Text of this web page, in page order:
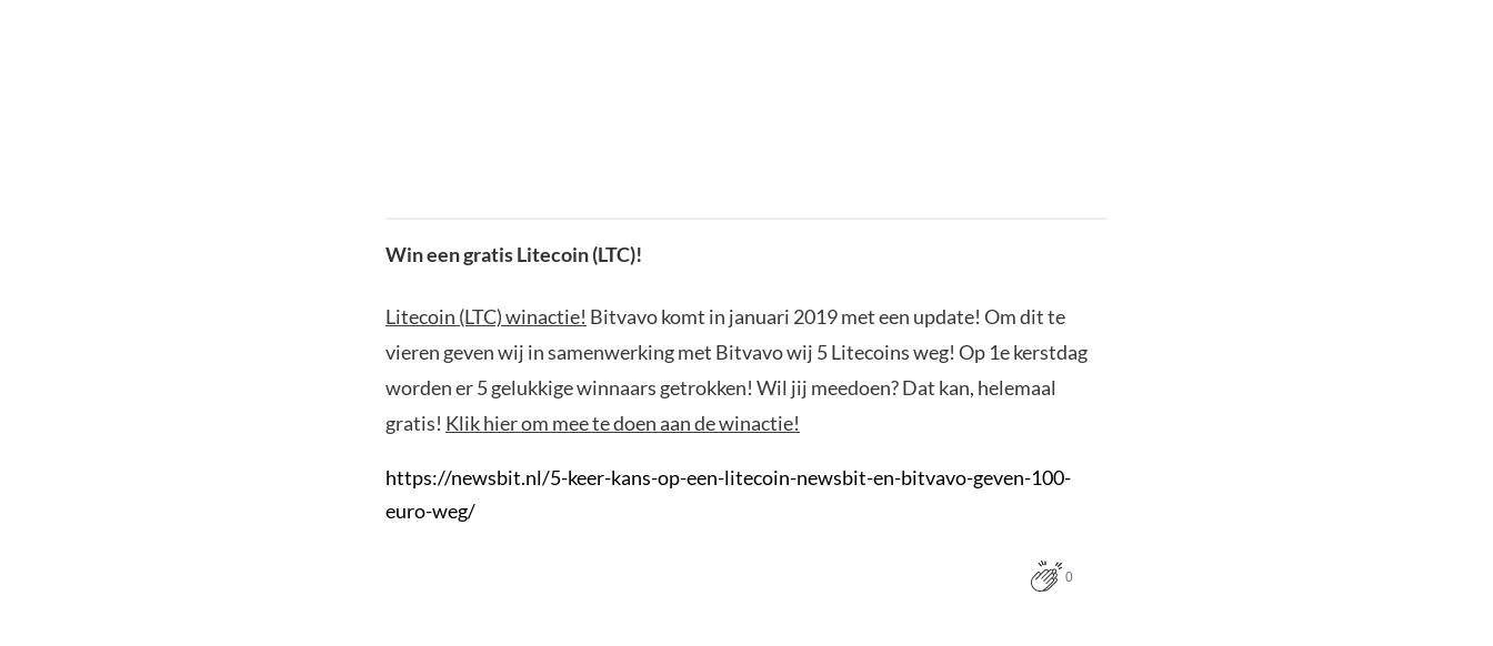
Win een gratis Litecoin (LTC)!
Litecoin (LTC) winactie! Bitvavo komt in januari 2019 met een update! Om dit te
vieren geven wij in samenwerking met Bitvavo wij 5 Litecoins weg! Op 1e kerstdag
worden er 5 gelukkige winnaars getrokken! Wil jij meedoen? Dat kan, helemaal
gratis! Klik hier om mee te doen aan de winactie!
https://newsbit.nl/5-keer-kans-op-een-litecoin-newsbit-en-bitvavo-geven-100-
euro-weg/
0